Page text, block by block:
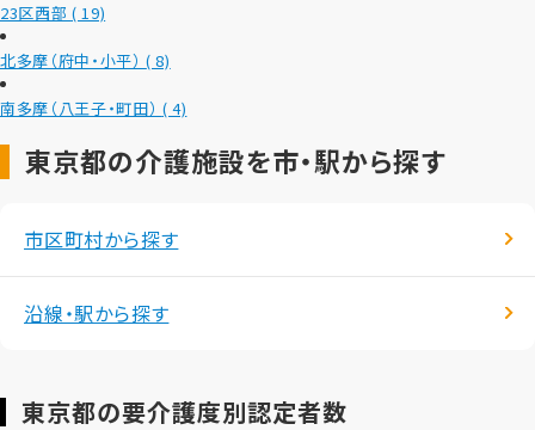
23区西部 ( 19)
北多摩（府中・小平）( 8)
南多摩（八王子・町田） ( 4)
東京都の介護施設を市・駅から探す
市区町村から探す
沿線・駅から探す
東京都の要介護度別認定者数